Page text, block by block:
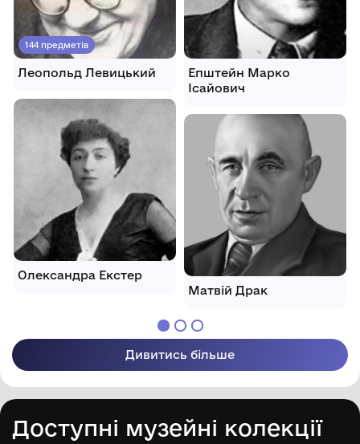
144 предметів
Леопольд Левицький
Олександра Екстер
Епштейн Марко
Ісайович
Матвій Драк
Дивитись більше
Доступні музейні колекції